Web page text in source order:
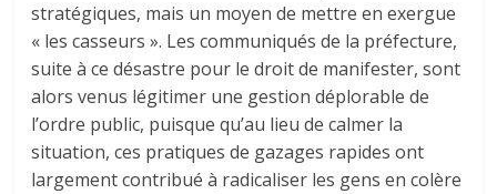
stratégiques, mais un moyen de mettre en exergue
« les casseurs ». Les communiqués de la préfecture,
suite à ce désastre pour le droit de manifester, sont
alors venus légitimer une gestion déplorable de
l’ordre public, puisque qu’au lieu de calmer la
situation, ces pratiques de gazages rapides ont
largement contribué à radicaliser les gens en colère